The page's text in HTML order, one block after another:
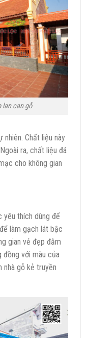
lan can gỗ
Chất liệu này
ra, chất liệu đá
cho không gian
yêu thích dùng để
làm gạch lát bậc
gian vẻ đẹp đằm
với màu của
gỗ kẻ truyền